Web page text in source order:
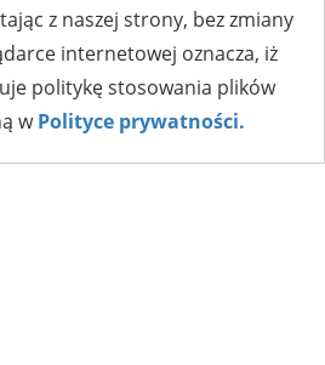
z naszej strony, bez zmiany
internetowej oznacza, iż
politykę stosowania plików
wPolityce prywatności.